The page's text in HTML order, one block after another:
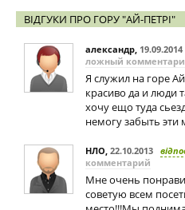
ВІДГУКИ ПРО ГОРУ "АЙ-ПЕТРІ"
александр, 19.09.2014
ложный
Я служил на горе
красиво да и люди
хочу ещо туда
немогу забыть эти
НЛО, 22.10.2013
комментарий
Мне очень
советую всем